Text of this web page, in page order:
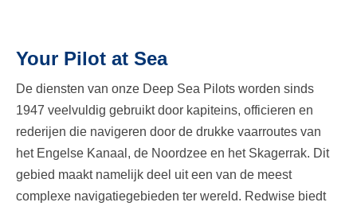
Your Pilot at Sea
De diensten van onze Deep Sea Pilots worden sinds
1947 veelvuldig gebruikt door kapiteins, officieren en
rederijen die navigeren door de drukke vaarroutes van
het Engelse Kanaal, de Noordzee en het Skagerrak. Dit
gebied maakt namelijk deel uit een van de meest
complexe navigatiegebieden ter wereld. Redwise biedt